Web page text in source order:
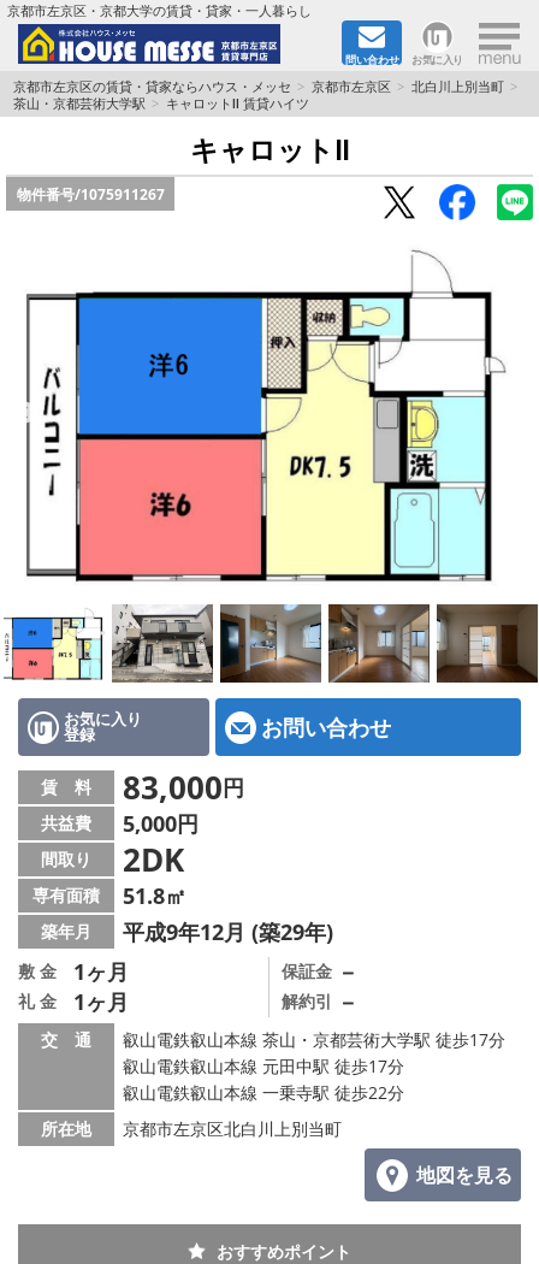
京都市左京区・京都大学の賃貸・貸家・一人暮らし
問い合わせ お気に入り ×
TOPページ
地域から検索
家族で住むならマンション？賃家？
一人暮らしの物件特集
ペット相談OKの賃貸！
ハウスメーカー施工特集！
路線·駅から探す
IT重説について
スタッフ紹介
賃貸管理の北白川店
店舗情報·アクセス
会社概要
メールでお問い合わせ
京都市左京区の賃貸・貸家ならハウス・メッセ 京都市左京区
北白川上別当町
茶山・京都芸術大学駅
キャロットⅡ 賃貸ハイツ
キャロットⅡ
物件番号/1075911267
お気に入り
登録 お問い合わせ
賃 料 83,000円
共益費 5,000円
間取り 2DK
専有面積 51.8㎡
築年月 平成9年12月 (築29年)
敷 金 1ヶ月
礼 金 1ヶ月
保証金 －
解約引 －
交 通
叡山電鉄叡山本線 茶山・京都芸術大学駅 徒歩17分
叡山電鉄叡山本線 元田中駅 徒歩17分
叡山電鉄叡山本線 一乗寺駅 徒歩22分
所在地
京都市左京区北白川上別当町
地図を見る
おすすめポイント